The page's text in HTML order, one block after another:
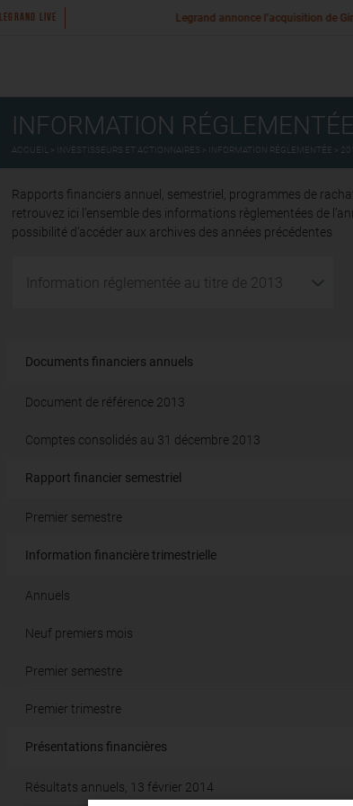
INFORMATION
ACCUEIL INVESTISSEURS ET ACTIONNAIRES INFORMATION RÉGLEMENTÉE
Rapports financiers annuel, semestriel, programmes de
retrouvez ici l’ensemble des informations règlementées de
possibilité d’accéder aux archives des années précédentes
Documents financiers annuels
Document de référence 2013
Comptes consolidés au 31 décembre 2013
Rapport financier semestriel
Premier semestre
Information financière trimestrielle
Annuels
Neuf premiers mois
Premier semestre
Premier trimestre
Présentations financières
Résultats annuels, 13 février 2014
LEGRAND LIVE Legrand annonce l’acquisition de Girtz Industries aux